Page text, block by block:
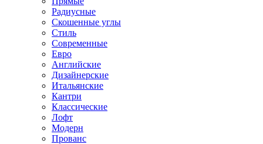
Радиусные
Скошенные углы
Стиль
Современные
Евро
Английские
Дизайнерские
Итальянские
Кантри
Классические
Лофт
Модерн
Прованс